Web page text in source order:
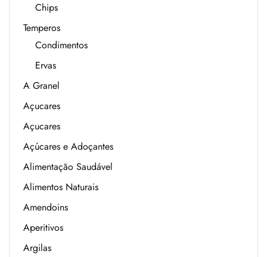
Chips
Temperos
Condimentos
Ervas
A Granel
Açucares
Açucares
Açúcares e Adoçantes
Alimentação Saudável
Alimentos Naturais
Amendoins
Aperitivos
Argilas